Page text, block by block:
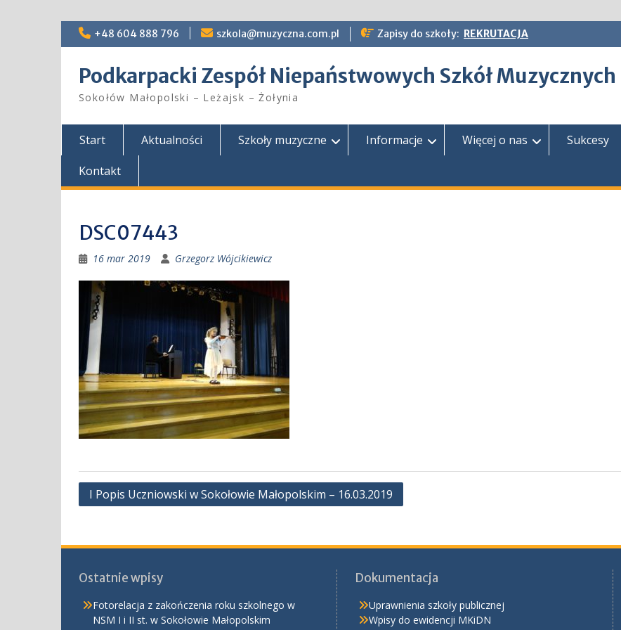
Skip
+48 604 888 796 szkola@muzyczna.com.pl Zapisy do szkoły: REKRUTACJA
Podkarpacki Zespół Niepaństwowych Szkół Muzycznych
Sokołów Małopolski – Leżajsk – Żołynia
Start Aktualności Szkoły muzyczne Informacje Więcej o nas Sukcesy
Kontakt
DSC07443
16 mar 2019 Grzegorz Wójcikiewicz
Nawigacja
I Popis Uczniowski w Sokołowie Małopolskim – 16.03.2019
Ostatnie wpisy
Fotorelacja z zakończenia roku szkolnego w
NSM I i II st. w Sokołowie Małopolskim
Dokumentacja
Uprawnienia szkoły publicznej
Wpisy do ewidencji MKiDN